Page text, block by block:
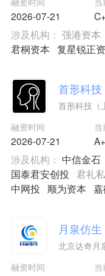
2026-07-21
涉及机构： 强港资本
君桐资本 复星锐正
首形科技
首形科技（
融资时间
2026-07-21
当
涉及机构： 中信金石
国泰君安创投 君礼
中网投
顺为资本
月泉仿生
北京达奇月
融资时间
当